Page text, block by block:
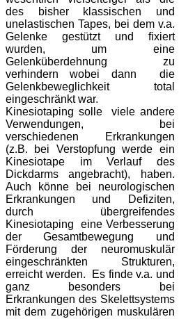
des bisher klassischen und
unelastischen Tapes, bei dem v.a.
Gelenke gestützt und fixiert
wurden, um eine
Gelenküberdehnung zu
verhindern wobei dann die
Gelenkbeweglichkeit total
eingeschränkt war.
Kinesiotaping solle viele andere
Verwendungen, bei
verschiedenen Erkrankungen
(z.B. bei Verstopfung werde ein
Kinesiotape im Verlauf des
Dickdarms angebracht), haben.
Auch könne bei neurologischen
Erkrankungen und Defiziten,
durch übergreifendes
Kinesiotaping eine Verbesserung
der Gesamtbewegung und
Förderung der neuromuskulär
eingeschränkten Strukturen,
erreicht werden. Es finde v.a. und
ganz besonders bei
Erkrankungen des Skelettsystems
mit dem zugehörigen muskulären